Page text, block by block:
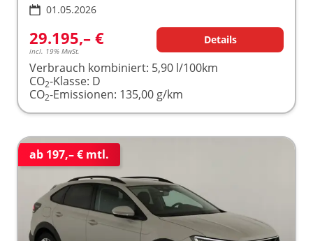
01.05.2026
29.195,– €
incl. 19% MwSt.
Details
Verbrauch kombiniert: 5,90 l/100km
CO2-Klasse: D
CO2-Emissionen: 135,00 g/km
ab 197,– € mtl.